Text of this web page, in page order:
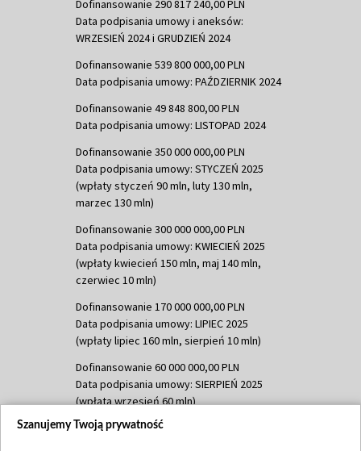
Dofinansowanie 290 817 240,00 PLN
Data podpisania umowy i aneksów:
WRZESIEŃ 2024 i GRUDZIEŃ 2024
Dofinansowanie 539 800 000,00 PLN
Data podpisania umowy: PAŹDZIERNIK 2024
Dofinansowanie 49 848 800,00 PLN
Data podpisania umowy: LISTOPAD 2024
Dofinansowanie 350 000 000,00 PLN
Data podpisania umowy: STYCZEŃ 2025
(wpłaty styczeń 90 mln, luty 130 mln,
marzec 130 mln)
Dofinansowanie 300 000 000,00 PLN
Data podpisania umowy: KWIECIEŃ 2025
(wpłaty kwiecień 150 mln, maj 140 mln,
czerwiec 10 mln)
Dofinansowanie 170 000 000,00 PLN
Data podpisania umowy: LIPIEC 2025
(wpłaty lipiec 160 mln, sierpień 10 mln)
Dofinansowanie 60 000 000,00 PLN
Data podpisania umowy: SIERPIEŃ 2025
(wpłata wrzesień 60 mln)
Dofinansowanie 635 783 051,21 PLN
Szanujemy Twoją prywatność